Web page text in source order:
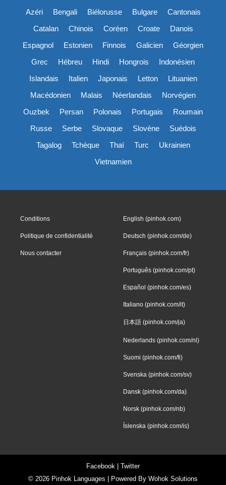
Azéri
Bengali Biélorusse Bulgare
Cantonais
Catalan
Chinois Coréen Croate
Danois
Espagnol
Estonien Finnois Galicien
Géorgien
Grec
Hébreu Hindi Hongrois
Indonésien
Islandais
Italien Japonais Letton
Lituanien
Macédonien
Malais Néerlandais
Norvégien
Ouzbek
Persan Polonais Portugais
Roumain
Russe
Serbe Slovaque Slovène
Suédois
Tagalog
Tchèque Thaï Turc
Ukrainien
Vietnamien
Conditions
Politique de confidentialité
Nous contacter
English (pinhok.com)
Deutsch (pinhok.com/de)
Français (pinhok.com/fr)
Português (pinhok.com/pt)
Español (pinhok.com/es)
Italiano (pinhok.com/it)
日本語 (pinhok.com/ja)
Nederlands (pinhok.com/nl)
Suomi (pinhok.com/fi)
Svenska (pinhok.com/sv)
Dansk (pinhok.com/da)
Norsk (pinhok.com/nb)
Íslenska (pinhok.com/is)
Facebook
Twitter
© 2026 Pinhok Languages | Powered By Wohok Solutions